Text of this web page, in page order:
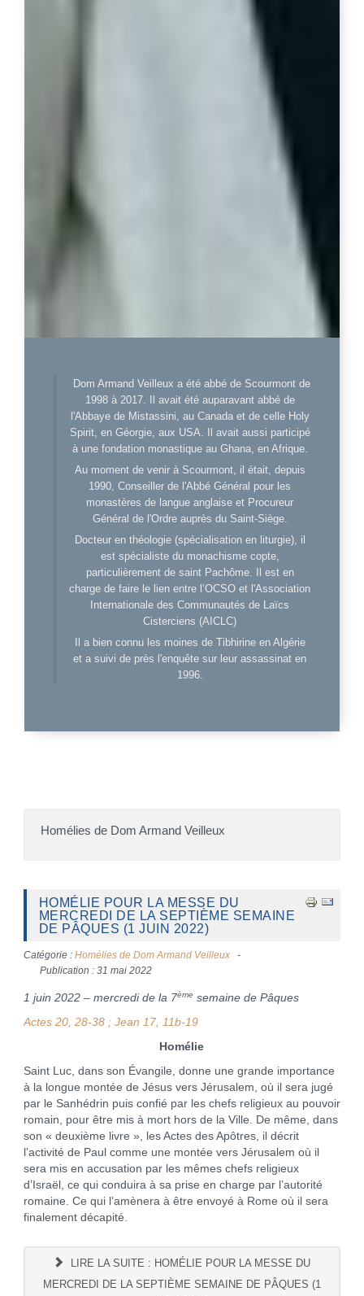
Dom Armand Veilleux a été abbé de Scourmont de
1998 à 2017. Il avait été auparavant abbé de
l'Abbaye de Mistassini, au Canada et de celle Holy
Spirit, en Géorgie, aux USA. Il avait aussi participé
à une fondation monastique au Ghana, en Afrique.
Au moment de venir à Scourmont, il était, depuis
1990, Conseiller de l'Abbé Général pour les
monastères de langue anglaise et Procureur
Général de l'Ordre auprès du Saint-Siège.
Docteur en théologie (spécialisation en liturgie), il
est spécialiste du monachisme copte,
particulièrement de saint Pachôme. Il est en
charge de faire le lien entre l’OCSO et l'Association
Internationale des Communautés de Laïcs
Cisterciens (AICLC)
Il a bien connu les moines de Tibhirine en Algérie
et a suivi de près l'enquête sur leur assassinat en
1996.
Homélies de Dom Armand Veilleux
HOMÉLIE POUR LA MESSE DU
MERCREDI DE LA SEPTIÈME SEMAINE
DE PÂQUES (1 JUIN 2022)
Catégorie : Homélies de Dom Armand Veilleux
Publication : 31 mai 2022
1 juin 2022 – mercredi de la 7ème semaine de Pâques
Actes 20, 28-38 ; Jean 17, 11b-19
Homélie
Saint Luc, dans son Évangile, donne une grande importance
à la longue montée de Jésus vers Jérusalem, où il sera jugé
par le Sanhédrin puis confié par les chefs religieux au pouvoir
romain, pour être mis à mort hors de la Ville. De même, dans
son « deuxième livre », les Actes des Apôtres, il décrit
l’activité de Paul comme une montée vers Jérusalem où il
sera mis en accusation par les mêmes chefs religieux
d’Israël, ce qui conduira à sa prise en charge par l’autorité
romaine. Ce qui l’amènera à être envoyé à Rome où il sera
finalement décapité.
LIRE LA SUITE : HOMÉLIE POUR LA MESSE DU
MERCREDI DE LA SEPTIÈME SEMAINE DE PÂQUES (1